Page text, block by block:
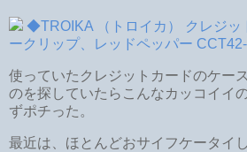
◆TROIKA （トロイカ） クレジッ
ークリップ、レッドペッパー
使っていたクレジットカードのケー
のを探していたらこんなカッコイイ
ずポチった。
最近は、ほとんどおサイフケータイ